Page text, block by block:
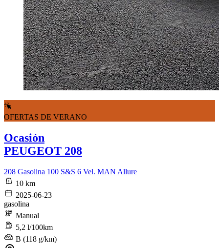
OFERTAS DE VERANO
Ocasión
PEUGEOT 208
208 Gasolina 100 S&S 6 Vel. MAN Allure
10 km
2025-06-23
gasolina
Manual
5,2 l/100km
B (118 g/km)